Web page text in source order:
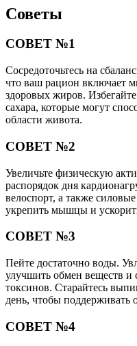
Советы
СОВЕТ №1
Сосредоточьтесь на
что ваш рацион включает
здоровых жиров.
сахара, которые могут
области живота.
СОВЕТ №2
Увеличьте физическую
распорядок дня
велоспорт, а также
укрепить мышцы и
СОВЕТ №3
Пейте достаточно воды.
улучшить обмен веществ и
токсинов. Старайтесь
день, чтобы поддерживать
СОВЕТ №4